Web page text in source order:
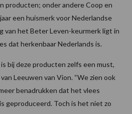
producten; onder andere Coop en
een huismerk voor Nederlandse
van het Beter Leven-keurmerk ligt in
dat herkenbaar Nederlands is.
bij deze producten zelfs een must,
Leeuwen van Vion. “We zien ook
benadrukken dat het vlees
geproduceerd. Toch is het niet zo